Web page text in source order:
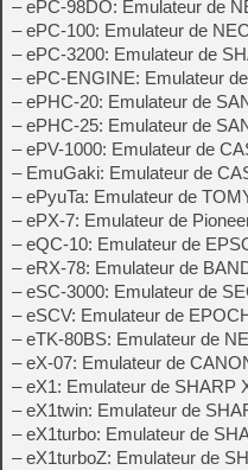
– ePC-98DO: Emulateur de
– ePC-100: Emulateur de
– ePC-3200: Emulateur de
– ePC-ENGINE: Emulateur
– ePHC-20: Emulateur de
– ePHC-25: Emulateur de
– ePV-1000: Emulateur de
– EmuGaki: Emulateur de
– ePyuTa: Emulateur de
– ePX-7: Emulateur de
– eQC-10: Emulateur de
– eRX-78: Emulateur de
– eSC-3000: Emulateur de
– eSCV: Emulateur de
– eTK-80BS: Emulateur de
– eX-07: Emulateur de
– eX1: Emulateur de SHARP
– eX1twin: Emulateur de
– eX1turbo: Emulateur de
– eX1turboZ: Emulateur de